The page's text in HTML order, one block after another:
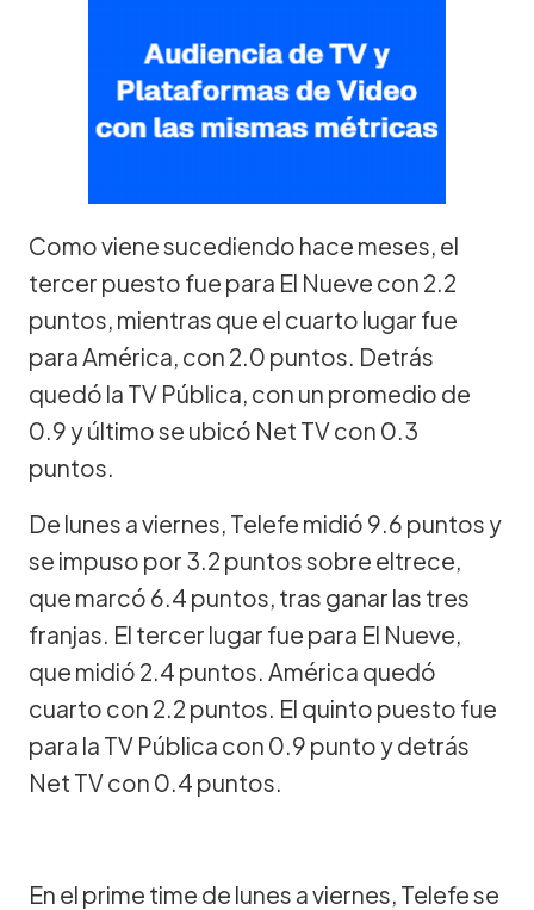
Como viene sucediendo hace meses, el
tercer puesto fue para El Nueve con 2.2
puntos, mientras que el cuarto lugar fue
para América, con 2.0 puntos. Detrás
quedó la TV Pública, con un promedio de
0.9 y último se ubicó Net TV con 0.3
puntos.
De lunes a viernes, Telefe midió 9.6 puntos y
se impuso por 3.2 puntos sobre eltrece,
que marcó 6.4 puntos, tras ganar las tres
franjas. El tercer lugar fue para El Nueve,
que midió 2.4 puntos. América quedó
cuarto con 2.2 puntos. El quinto puesto fue
para la TV Pública con 0.9 punto y detrás
Net TV con 0.4 puntos.
En el prime time de lunes a viernes, Telefe se